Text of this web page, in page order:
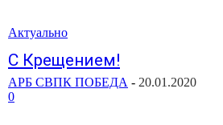
Актуально
С Крещением!
АРБ СВПК ПОБЕДА - 20.01.2020
0